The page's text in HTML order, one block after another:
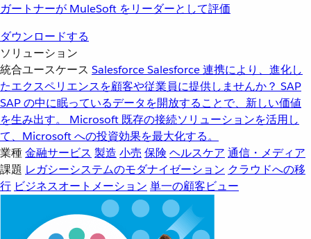
ガートナーが MuleSoft をリーダーとして評価
ダウンロードする
ソリューション
統合ユースケース SalesforceSalesforce 連携により、進化し
たエクスペリエンスを顧客や従業員に提供しませんか？ SAP
SAP の中に眠っているデータを開放することで、新しい価値
を生み出す。
Microsoft 既存の接続ソリューションを活用し
て、Microsoft への投資効果を最大化する。
業種金融サービス 製造 小売 保険 ヘルスケア 通信・メディア
課題 レガシーシステムのモダナイゼーション クラウドへの移
行 ビジネスオートメーション 単一の顧客ビュー